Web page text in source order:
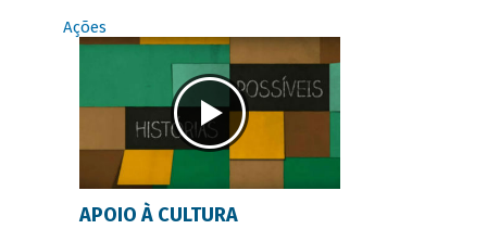
Ações
APOIO À CULTURA